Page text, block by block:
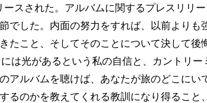
スされた。アルバムに関するプレスリリ
でした。内面の努力をすれば、以前よりも
たこと、そしてそのことについて決して後
は光があるという私の自信と、カントリー
アルバムを聴けば、あなたが旅のどこにい
るのかを教えてくれる教訓になり得ること